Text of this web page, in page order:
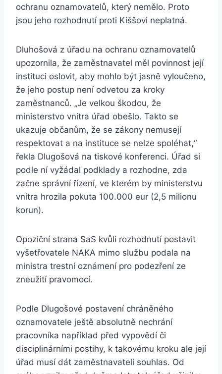
ochranu oznamovatelů, který nemělo. Proto
jsou jeho rozhodnutí proti Kiššovi neplatná.
Dluhošová z úřadu na ochranu oznamovatelů
upozornila, že zaměstnavatel měl povinnost její
instituci oslovit, aby mohlo být jasně vyloučeno,
že jeho postup není odvetou za kroky
zaměstnanců. „Je velkou škodou, že
ministerstvo vnitra úřad obešlo. Takto se
ukazuje občanům, že se zákony nemusejí
respektovat a na instituce se nelze spoléhat,“
řekla Dlugošová na tiskové konferenci. Úřad si
podle ní vyžádal podklady a rozhodne, zda
začne správní řízení, ve kterém by ministerstvu
vnitra hrozila pokuta 100.000 eur (2,5 milionu
korun).
Opoziční strana SaS kvůli rozhodnutí postavit
vyšetřovatele NAKA mimo službu podala na
ministra trestní oznámení pro podezření ze
zneužití pravomocí.
Podle Dlugošové postavení chráněného
oznamovatele ještě absolutně nechrání
pracovníka například před vypovědí či
disciplinárními postihy, k takovému kroku ale její
úřad musí dát zaměstnavateli souhlas. Od